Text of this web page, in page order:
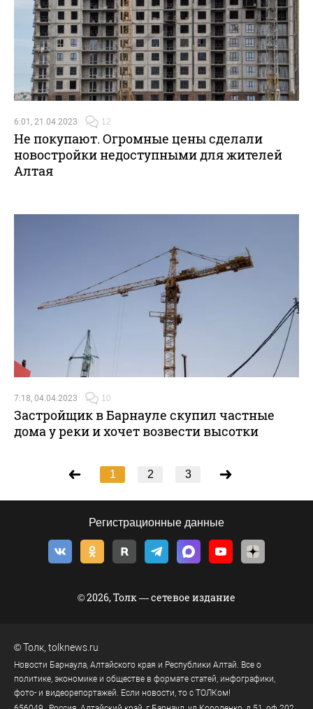
6:01, 21.04.2023 12
Не покупают. Огромные цены сделали
новостройки недоступными для жителей
Алтая
7:18, 04.04.2023 10
Застройщик в Барнауле скупил частные
дома у реки и хочет возвести высотки
1 2 3
Регистрационные данные
© 2026, Толк — сетевое издание
©Толк tolknews.ru
Новости Барнаула, Алтайского края и Республики Алтай. Все о
политике, экономике и обществе в формате статей, инфографики,
фото- и видеорепортажей. Если новости, то с ТОЛКом!